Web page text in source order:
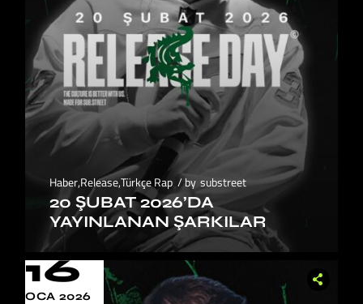
Haber,Release,Türkçe Rap by substreet
20 ŞUBAT 2026’DA
YAYINLANAN ŞARKILAR
16
OCA 2026